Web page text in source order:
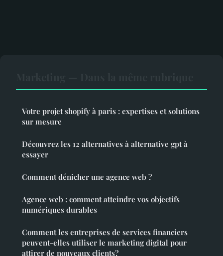
Votre projet shopify à paris : expertises et solutions
sur mesure
Découvrez les 12 alternatives à alternative gpt à
essayer
Comment dénicher une agence web ?
Agence web : comment atteindre vos objectifs
numériques durables
Comment les entreprises de services financiers
peuvent-elles utiliser le marketing digital pour
attirer de nouveaux clients?